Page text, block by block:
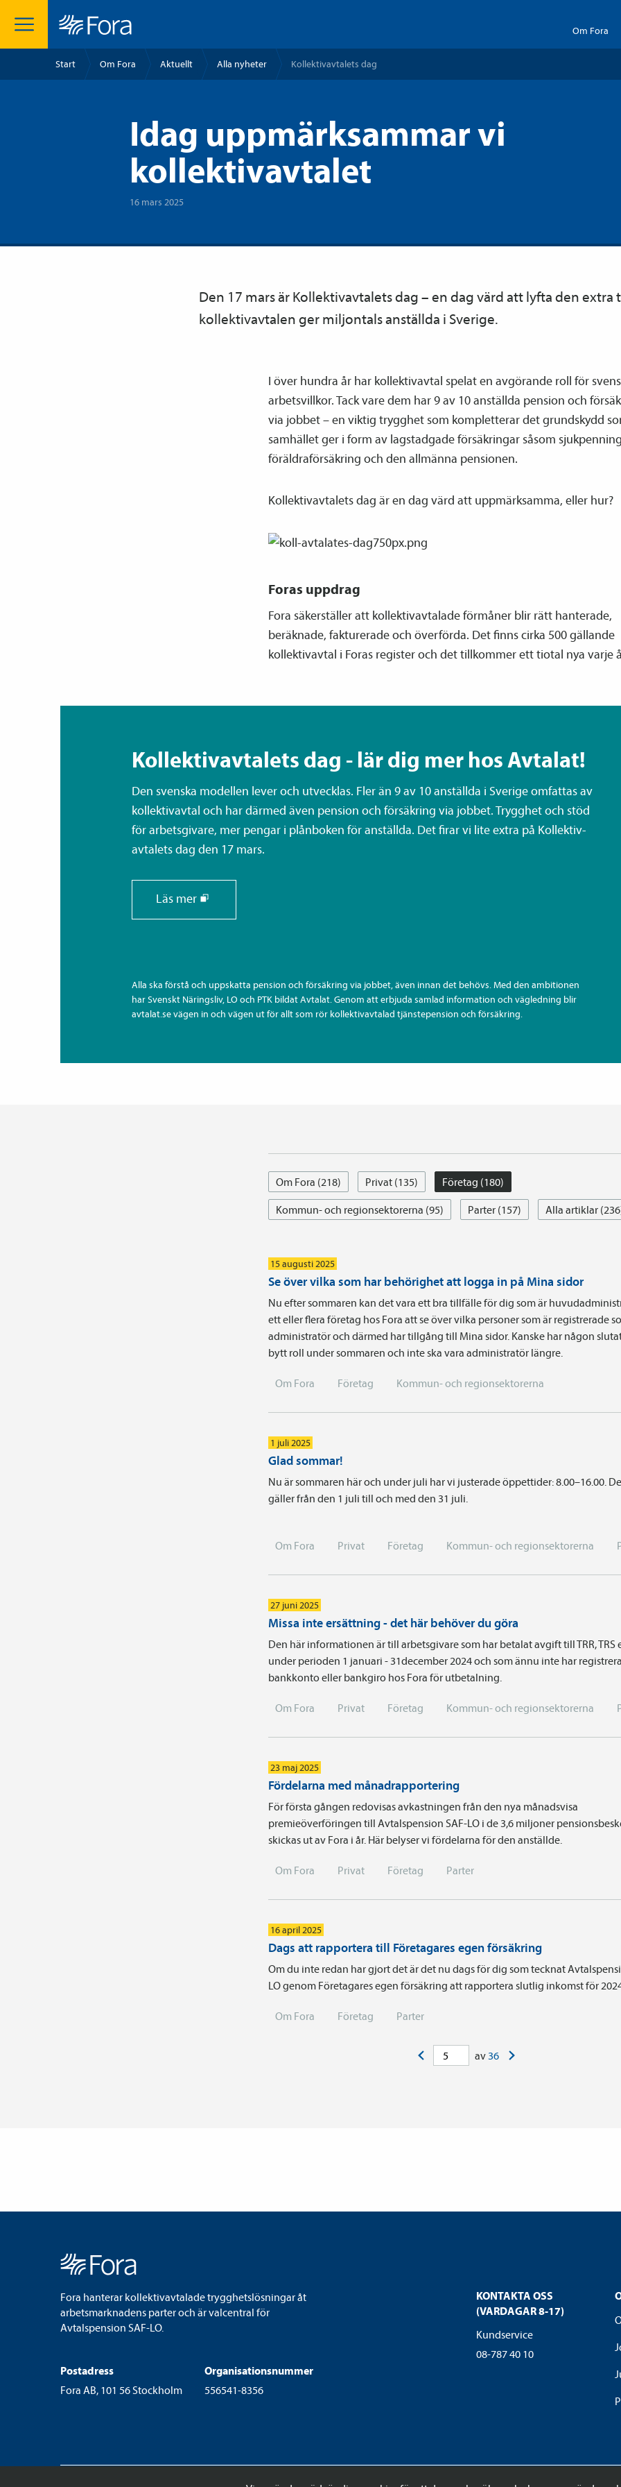
Om Fora
Start Om Fora Aktuellt Alla nyheter Kollektiv­avtalets dag
Idag uppmärksammar vi
kollektivavtalet
16 mars 2025
Den 17 mars är Kollektiv­avtalets dag – en dag värd att lyfta den
kollektiv­avtalen ger miljontals anställda i Sverige.
I över hundra år har kollektiv­avtal spelat en avgörande roll för
arbetsvillkor. Tack vare dem har 9 av 10 anställda pension och
via jobbet – en viktig trygghet som kompletterar det grundskydd
samhället ger i form av lagstadgade försäkringar såsom
föräldra­försäkring och den allmänna pensionen.
Kollektiv­avtalets dag är en dag värd att uppmärksamma, eller hur?
Foras uppdrag
Fora säkerställer att kollektiv­avtalade förmåner blir rätt hanterade,
beräknade, fakturerade och överförda. Det finns cirka 500 gällande
kollektiv­avtal i Foras register och det tillkommer ett tiotal nya varje
Kollektiv­avtalets dag - lär dig mer hos Avtalat!
Den svenska modellen lever och utvecklas. Fler än 9 av 10 anställda i Sverige omfattas av
kollektiv­avtal och har därmed även pension och försäkring via jobbet. Trygghet och stöd
för arbetsgivare, mer pengar i plånboken för anställda. Det firar vi lite extra på Kollektiv­
avtalets dag den 17 mars.
Läs mer
Alla ska förstå och uppskatta pension och försäkring via jobbet, även innan det behövs. Med den ambitionen
har Svenskt Näringsliv, LO och PTK bildat Avtalat. Genom att erbjuda samlad information och vägledning blir
avtalat.se vägen in och vägen ut för allt som rör kollektiv­avtalad tjänste­pension och försäkring.
Om Fora (218) Privat (135)
Företag (180)
Kommun- och regionsektorerna (95)
Parter (157) Alla artiklar
15 augusti 2025
Se över vilka som har behörighet att logga in på Mina sidor
Nu efter sommaren kan det vara ett bra tillfälle för dig som är
ett eller flera företag hos Fora att se över vilka personer som är registrerade
administratör och därmed har tillgång till Mina sidor. Kanske har någon
bytt roll under sommaren och inte ska vara administratör längre.
Om Fora Företag Kommun- och regionsektorerna
1 juli 2025
Glad sommar!
Nu är sommaren här och under juli har vi justerade öppettider: 8.00–16.00.
gäller från den 1 juli till och med den 31 juli.
Om Fora Privat Företag Kommun- och regionsektorerna
27 juni 2025
Missa inte ersättning - det här behöver du göra
Den här informationen är till arbetsgivare som har betalat avgift till TRR, TRS
under perioden 1 januari - 31december 2024 och som ännu inte har
bankkonto eller bankgiro hos Fora för utbetalning.
Om Fora Privat Företag Kommun- och regionsektorerna
23 maj 2025
Fördelarna med månadrapportering
För första gången redovisas avkastningen från den nya månadsvisa
premieöverföringen till Avtalspension SAF-LO i de 3,6 miljoner
skickas ut av Fora i år. Här belyser vi fördelarna för den anställde.
Om Fora Privat Företag Parter
16 april 2025
Dags att rapportera till Företagares egen försäkring
Om du inte redan har gjort det är det nu dags för dig som tecknat
LO genom Företagares egen försäkring att rapportera slutlig inkomst för
Om Fora Företag Parter
av36
KONTAKTA OSS
(VARDAGAR 8-17)
Kundservice
08-787 40 10
Fora hanterar kollektivavtalade trygghetslösningar åt
arbetsmarknadens parter och är valcentral för
Avtalspension SAF-LO.
Postadress
Fora AB, 101 56 Stockholm
Organisationsnummer
556541-8356